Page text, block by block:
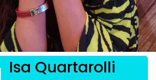
21 tem lições de liderança para dar
Isa Quartarolli